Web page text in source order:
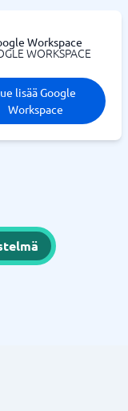
Workspace
WORKSPACE
lisää Google
Workspace